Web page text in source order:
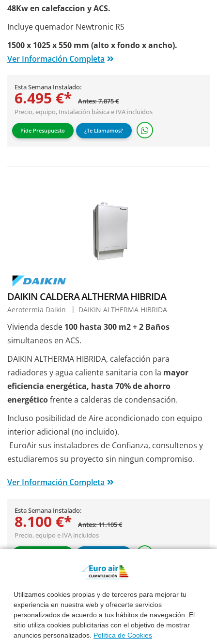
Utilizamos cookies propias y de terceros para mejorar tu
experiencia en nuestra web y ofrecerte servicios
personalizados de acuerdo a tus hábitos de navegación. El
sitio utiliza cookies publicitarias con el objetivo de mostrar
anuncios personalizados. Política de Cookies
48Kw en calefaccion y ACS.
Incluye quemador Newtronic RS
1500 x 1025 x 550 mm (alto x fondo x ancho).
Ver Información Completa
Esta Semana Instalado:
6.495 €*
Antes: 7.875 €
Precio, equipo, Instalación básicae IVA incluidos
Pide Presupuesto ¿Te Llamamos?
DAIKIN CALDERA ALTHERMA HIBRIDA
Aerotermia Daikin DAIKIN ALTHERMA HIBRIDA
Vivienda desde 100 hasta 300 m2 + 2 Baños
simultaneos en ACS.
DAIKIN ALTHERMA HIBRIDA, calefacción para
radiadores y agua caliente sanitaria con la mayor
eficiencia energética, hasta 70% de ahorro
energéticofrente a calderas de condensación.
Incluso posibilidad de Aire acondicionado con equipo
interior adicional (no incluido).
EuroAir sus instaladores de Confianza, consultenos y
estudiaremos su proyecto sin ningun compromiso.
Ver Información Completa
Esta Semana Instalado:
8.100 €*
Antes: 11.105 €
Precio, equipo e IVA incluidos